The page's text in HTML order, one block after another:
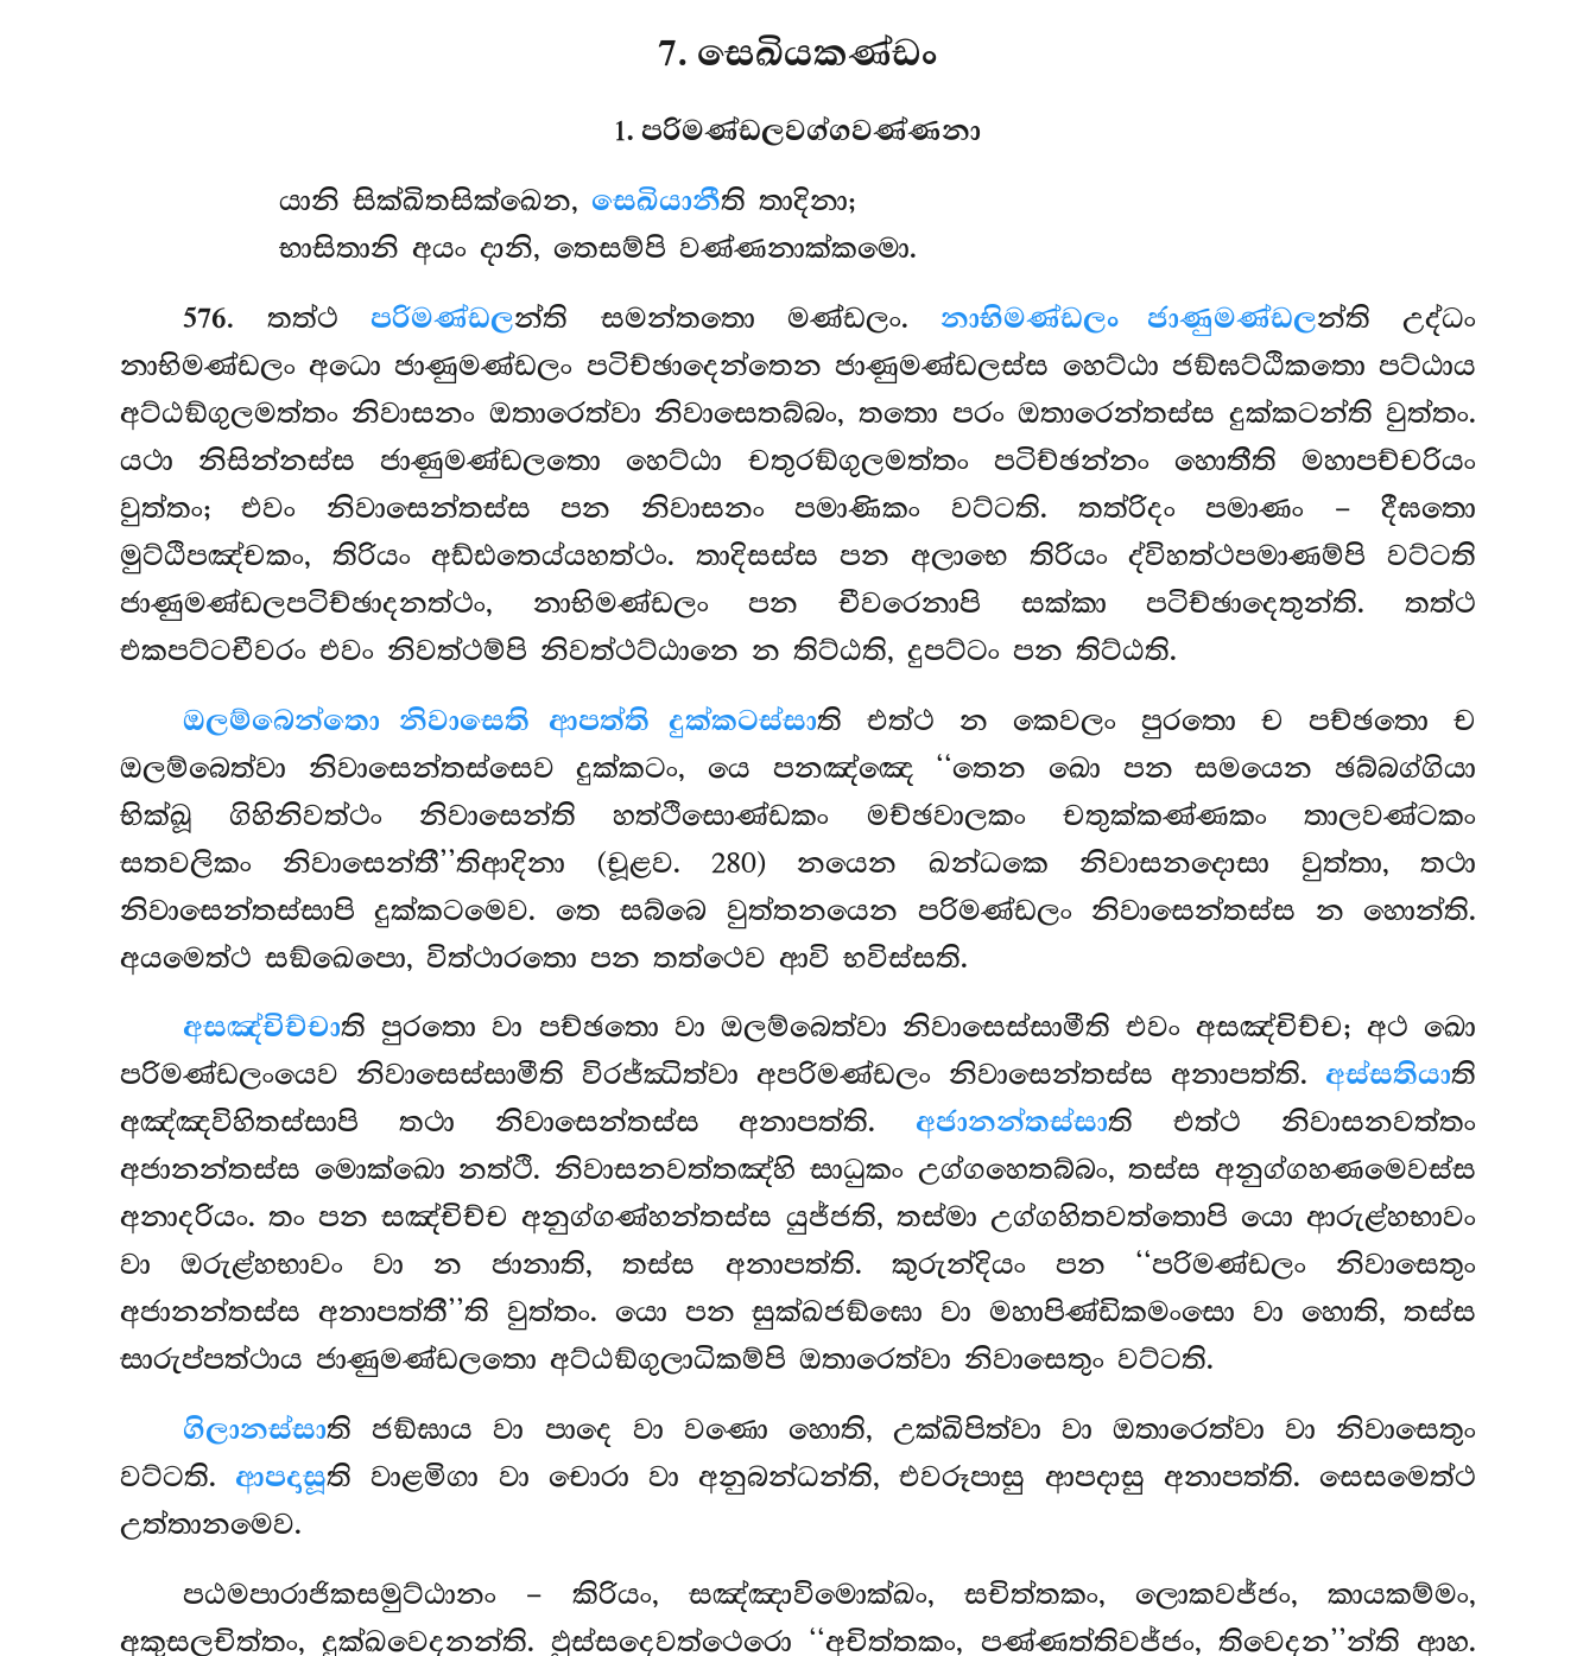
7. සෙඛියකණ්ඩං
1. පරිමණ්ඩලවග්ගවණ්ණනා
යානි සික්ඛිතසික්ඛෙන, සෙඛියානීති තාදිනා;
භාසිතානි අයං දානි, තෙසම්පි වණ්ණනාක්කමො.
576. තත්ථපරිමණ්ඩලන්ති සමන්තතො මණ්ඩලං. නාභිමණ්ඩලං ජාණුමණ්ඩලන්ති උද්ධං
නාභිමණ්ඩලං අධො ජාණුමණ්ඩලං පටිච්ඡාදෙන්තෙන ජාණුමණ්ඩලස්ස හෙට්ඨා ජඞ්ඝට්ඨිකතො පට්ඨාය
අට්ඨඞ්ගුලමත්තං නිවාසනං ඔතාරෙත්වා නිවාසෙතබ්බං, තතො පරං ඔතාරෙන්තස්ස දුක්කටන්ති වුත්තං.
යථා නිසින්නස්ස ජාණුමණ්ඩලතො හෙට්ඨා චතුරඞ්ගුලමත්තං පටිච්ඡන්නං හොතීති මහාපච්චරියං
වුත්තං; එවං නිවාසෙන්තස්ස පන නිවාසනං පමාණිකං වට්ටති. තත්රිදං පමාණං – දීඝතො
මුට්ඨිපඤ්චකං, තිරියං අඩ්ඪතෙය්යහත්ථං. තාදිසස්ස පන අලාභෙ තිරියං ද්විහත්ථපමාණම්පි වට්ටති
ජාණුමණ්ඩලපටිච්ඡාදනත්ථං, නාභිමණ්ඩලං පන චීවරෙනාපි සක්කා පටිච්ඡාදෙතුන්ති. තත්ථ
එකපට්ටචීවරං එවං නිවත්ථම්පි නිවත්ථට්ඨානෙ න තිට්ඨති, දුපට්ටං පන තිට්ඨති.
ඔලම්බෙන්තො නිවාසෙති ආපත්ති දුක්කටස්සාති එත්ථ න කෙවලං පුරතො ච පච්ඡතො ච
ඔලම්බෙත්වා නිවාසෙන්තස්සෙව දුක්කටං, යෙ පනඤ්ඤෙ ‘‘තෙන ඛො පන සමයෙන ඡබ්බග්ගියා
භික්ඛූ ගිහිනිවත්ථං නිවාසෙන්ති හත්ථිසොණ්ඩකං මච්ඡවාලකං චතුක්කණ්ණකං තාලවණ්ටකං
සතවලිකං නිවාසෙන්තී’’තිආදිනා (චූළව. 280) නයෙන ඛන්ධකෙ නිවාසනදොසා වුත්තා, තථා
නිවාසෙන්තස්සාපි දුක්කටමෙව. තෙ සබ්බෙ වුත්තනයෙන පරිමණ්ඩලං නිවාසෙන්තස්ස න හොන්ති.
අයමෙත්ථ සඞ්ඛෙපො, විත්ථාරතො පන තත්ථෙව ආවි භවිස්සති.
අසඤ්චිච්චාතිපුරතො වා පච්ඡතො වා ඔලම්බෙත්වා නිවාසෙස්සාමීති එවං අසඤ්චිච්ච; අථ ඛො
පරිමණ්ඩලංයෙව නිවාසෙස්සාමීති විරජ්ඣිත්වා අපරිමණ්ඩලං නිවාසෙන්තස්ස අනාපත්ති. අස්සතියාති
අඤ්ඤවිහිතස්සාපි තථා නිවාසෙන්තස්ස අනාපත්ති. අජානන්තස්සාති එත්ථ නිවාසනවත්තං
අජානන්තස්ස මොක්ඛො නත්ථි. නිවාසනවත්තඤ්හි සාධුකං උග්ගහෙතබ්බං, තස්ස අනුග්ගහණමෙවස්ස
අනාදරියං. තං පන සඤ්චිච්ච අනුග්ගණ්හන්තස්ස යුජ්ජති, තස්මා උග්ගහිතවත්තොපි යො ආරුළ්හභාවං
වා ඔරුළ්හභාවං වා න ජානාති, තස්ස අනාපත්ති. කුරුන්දියං පන ‘‘පරිමණ්ඩලං නිවාසෙතුං
අජානන්තස්ස අනාපත්තී’’ති වුත්තං. යො පන සුක්ඛජඞ්ඝො වා මහාපිණ්ඩිකමංසො වා හොති, තස්ස
සාරුප්පත්ථාය ජාණුමණ්ඩලතො අට්ඨඞ්ගුලාධිකම්පි ඔතාරෙත්වා නිවාසෙතුං වට්ටති.
ගිලානස්සාති ජඞ්ඝාය වා පාදෙ වා වණො හොති, උක්ඛිපිත්වා වා ඔතාරෙත්වා වා නිවාසෙතුං
වට්ටති. ආපදාසූති වාළමිගා වා චොරා වා අනුබන්ධන්ති, එවරූපාසු ආපදාසු අනාපත්ති. සෙසමෙත්ථ
උත්තානමෙව.
පඨමපාරාජිකසමුට්ඨානං – කිරියං, සඤ්ඤාවිමොක්ඛං, සචිත්තකං, ලොකවජ්ජං, කායකම්මං,
අකුසලචිත්තං, දුක්ඛවෙදනන්ති. ඵුස්සදෙවත්ථෙරො ‘‘අචිත්තකං, පණ්ණත්තිවජ්ජං, තිවෙදන’’න්ති ආහ.